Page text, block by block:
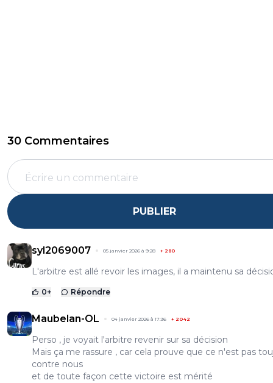
30 Commentaires
PUBLIER
syl2069007 05 janvier 2026 à 9:28 + 280
L'arbitre est allé revoir les images, il a maintenu sa
0+ Répondre
Maubelan-OL 04 janvier 2026 à 17:36 + 2042
Perso , je voyait l'arbitre revenir sur sa décision
Mais ça me rassure , car cela prouve que ce n'est pas
contre nous
et de toute façon cette victoire est mérité